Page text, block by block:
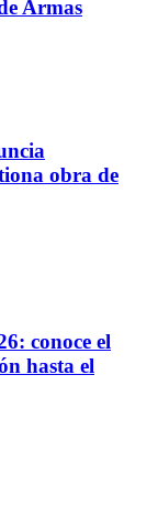
Armas
obra de
conoce el
hasta el